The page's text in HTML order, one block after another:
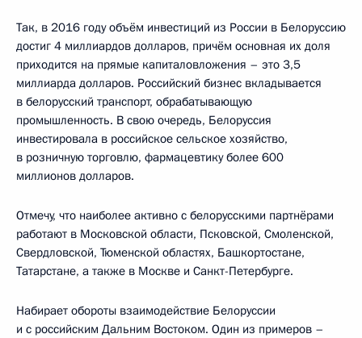
Так, в 2016 году объём инвестиций из России в Белоруссию
достиг 4 миллиардов долларов, причём основная их доля
приходится на прямые капиталовложения – это 3,5
миллиарда долларов. Российский бизнес вкладывается
в белорусский транспорт, обрабатывающую
промышленность. В свою очередь, Белоруссия
инвестировала в российское сельское хозяйство,
в розничную торговлю, фармацевтику более 600
миллионов долларов.
Отмечу, что наиболее активно с белорусскими партнёрами
работают в Московской области, Псковской, Смоленской,
Свердловской, Тюменской областях, Башкортостане,
Татарстане, а также в Москве и Санкт-Петербурге.
Набирает обороты взаимодействие Белоруссии
и с российским Дальним Востоком. Один из примеров –